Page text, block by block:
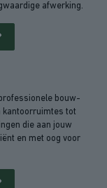
afwerking.
bouw-
kantoorruimtes tot
die aan jouw
en met oog voor